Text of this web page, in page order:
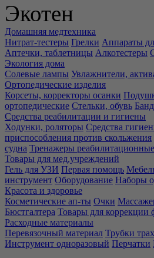
Экотен
Домашняя медтехника
Нитрат-тестеры Грелки Аппараты
Аптечки, таблетницы Алкотестеры
Экология дома
Солевые лампы Увлажнители,
Ортопедические изделия
Корсеты, корректоры осанки
ортопедические Стельки, обувь
Средства реабилитации и гигиены
Ходунки, роляторы Средства
приспособления против скольжения
судна Тренажеры реабилитационные
Товары для мед.учреждений
Гель для УЗИ Первая помощь
инструмент Оборудование Наборы
Красота и здоровье
Косметические ап-ты Очки
Бюстгалтера Товары для коррекции
Расходные материалы
Перевязочный материал Трубки
Инструмент одноразовый Перчатки